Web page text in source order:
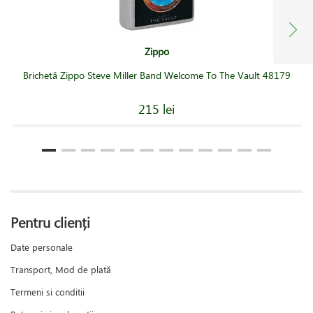
Zippo
Brichetă Zippo Steve Miller Band Welcome To The Vault 48179
215 lei
Pentru clienți
Date personale
Transport, Mod de plată
Termeni si conditii